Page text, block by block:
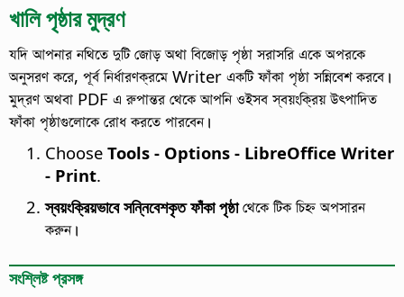
খালি পৃষ্ঠার মুদ্রণ
যদি আপনার নথিতে দুটি জোড় অথা বিজোড় পৃষ্ঠা সরাসরি একে অপরকে
অনুসরণ করে, পূর্ব নির্ধারণক্রমে Writer একটি ফাঁকা পৃষ্ঠা সন্নিবেশ করবে।
মুদ্রণ অথবা PDF এ রুপান্তর থেকে আপনি ওইসব স্বয়ংক্রিয় উৎপাদিত
ফাঁকা পৃষ্ঠাগুলোকে রোধ করতে পারবেন।
Choose Tools - Options - LibreOffice Writer
- Print.
স্বয়ংক্রিয়ভাবে সন্নিবেশকৃত ফাঁকা পৃষ্ঠাথেকে টিক চিহ্ন অপসারন
করুন।
সংশ্লিষ্ট প্রসঙ্গ